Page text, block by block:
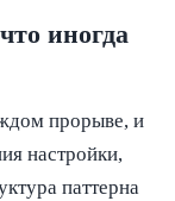
иногда
прорыве, и
настройки,
паттерна